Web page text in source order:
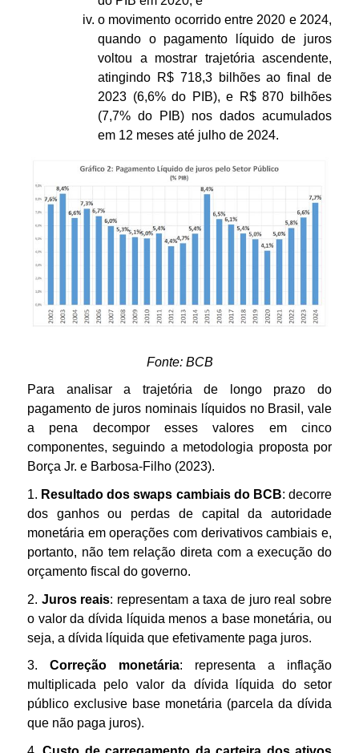
o movimento ocorrido entre 2020 e 2024,
quando o pagamento líquido de juros
voltou a mostrar trajetória ascendente,
atingindo R$ 718,3 bilhões ao final de
2023 (6,6% do PIB), e R$ 870 bilhões
(7,7% do PIB) nos dados acumulados
em 12 meses até julho de 2024.
Fonte: BCB
Para analisar a trajetória de longo prazo do
pagamento de juros nominais líquidos no Brasil, vale
a pena decompor esses valores em cinco
componentes, seguindo a metodologia proposta por
Borça Jr. e Barbosa-Filho (2023).
1. Resultado dos swaps cambiais do BCB: decorre
dos ganhos ou perdas de capital da autoridade
monetária em operações com derivativos cambiais e,
portanto, não tem relação direta com a execução do
orçamento fiscal do governo.
2. Juros reais: representam a taxa de juro real sobre
o valor da dívida líquida menos a base monetária, ou
seja, a dívida líquida que efetivamente paga juros.
3. Correção monetária: representa a inflação
multiplicada pelo valor da dívida líquida do setor
público exclusive base monetária (parcela da dívida
que não paga juros).